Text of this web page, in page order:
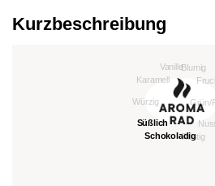
Kurzbeschreibung